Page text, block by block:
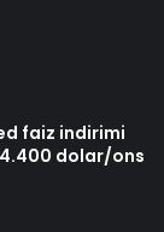
faiz indirimi
4.400 dolar/ons